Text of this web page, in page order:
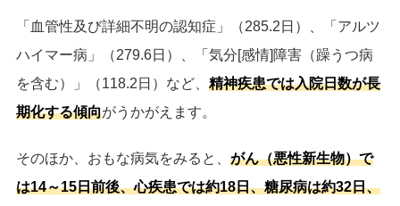
「血管性及び詳細不明の認知症」（285.2日）、「アルツ
ハイマー病」（279.6日）、「気分[感情]障害（躁うつ病
を含む）」（118.2日）など、 精神疾患では入院日数が長
期化する傾向がうかがえます。
そのほか、おもな病気をみると、 がん（悪性新生物）で
は14～15日前後、心疾患では約18日、糖尿病は約32日、